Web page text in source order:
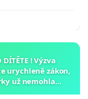
DÍTĚTE ! Výzva
urychleně zákon,
už nemohla